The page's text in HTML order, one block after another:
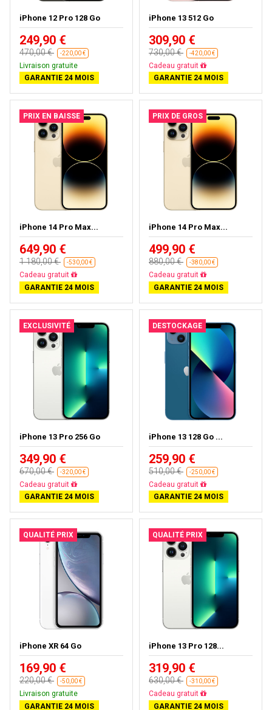
iPhone 12 Pro 128 Go
249,90 €
470,00 € -220,00 €
Livraison gratuite
GARANTIE 24 MOIS
iPhone 13 512 Go
309,90 €
730,00 € -420,00 €
Livraison gratuite
GARANTIE 24 MOIS
PRIX EN BAISSE
iPhone 14 Pro Max...
649,90 €
1 180,00 € -530,00 €
Livraison gratuite
GARANTIE 24 MOIS
PRIX DE GROS
iPhone 14 Pro Max...
499,90 €
880,00 € -380,00 €
Livraison gratuite
GARANTIE 24 MOIS
EXCLUSIVITÉ
iPhone 13 Pro 256 Go
349,90 €
670,00 € -320,00 €
Livraison gratuite
GARANTIE 24 MOIS
DESTOCKAGE
iPhone 13 128 Go ...
259,90 €
510,00 € -250,00 €
Livraison gratuite
GARANTIE 24 MOIS
QUALITÉ PRIX
iPhone XR 64 Go
169,90 €
220,00 € -50,00 €
Livraison gratuite
GARANTIE 24 MOIS
QUALITÉ PRIX
iPhone 13 Pro 128...
319,90 €
630,00 € -310,00 €
Livraison gratuite
GARANTIE 24 MOIS